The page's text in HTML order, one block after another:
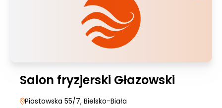
Salon fryzjerski Głazowski
Piastowska 55/7, Bielsko-Biała